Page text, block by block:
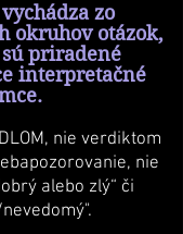
zo
okruhov otázok,
priradené
interpretačné
nie verdiktom
nie
alebo zlý“ či